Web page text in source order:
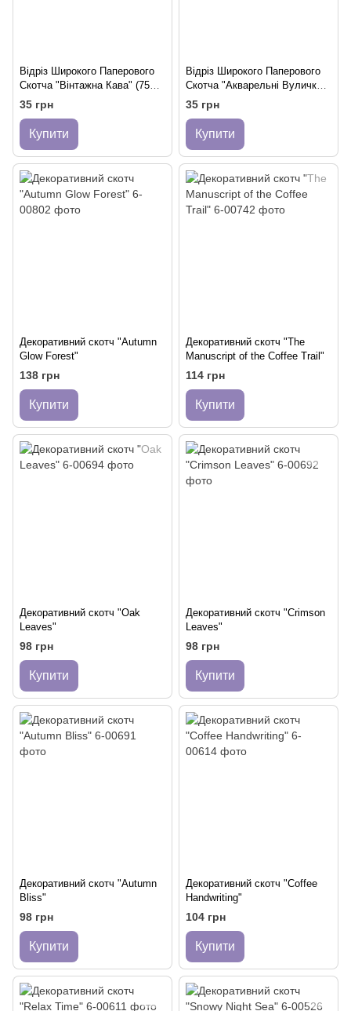
Відріз Широкого Паперового
Скотча "Вінтажна Кава" (75
мм) для Декору Щоденників.
35 грн
Купити
Відріз Широкого Паперового
Скотча "Акварельні Вулички"
(75 мм) з Вінтажним
Листуванням.
35 грн
Купити
Декоративний скотч "Autumn
Glow Forest"
138 грн
Купити
Декоративний скотч "The
Manuscript of the Coffee Trail"
114 грн
Купити
Декоративний скотч "Oak
Leaves"
98 грн
Купити
Декоративний скотч "Crimson
Leaves"
98 грн
Купити
Декоративний скотч "Autumn
Bliss"
98 грн
Купити
Декоративний скотч "Coffee
Handwriting"
104 грн
Купити